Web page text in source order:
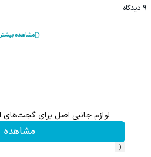
9 دیدگاه
مشاهده بیشتر
لوازم جانبی اصل برای گجت‌های اصل
مشاهده
‹